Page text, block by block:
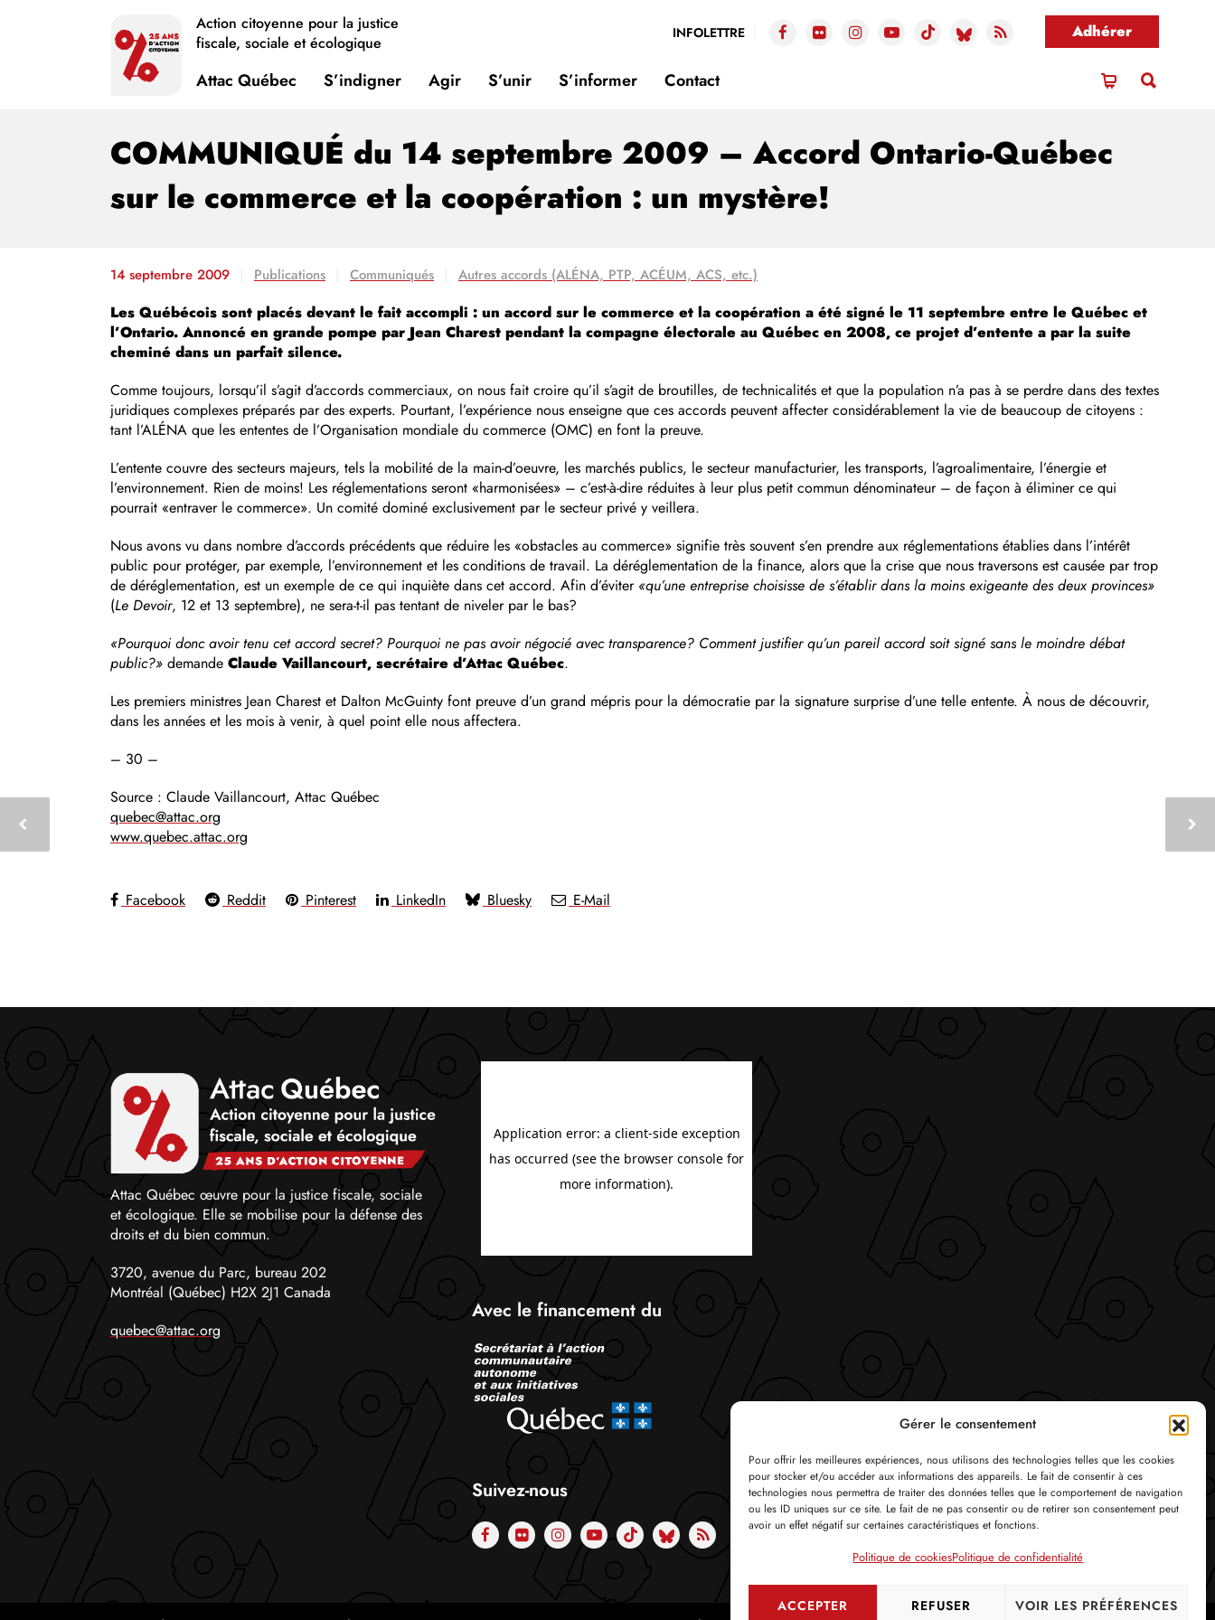
Gérer le consentement
Pour offrir les meilleures expériences, nous utilisons des technologies telles que les cookies
pour stocker et/ou accéder aux informations des appareils. Le fait de consentir à ces
technologies nous permettra de traiter des données telles que le comportement de navigation
ou les ID uniques sur ce site. Le fait de ne pas consentir ou de retirer son consentement peut
avoir un effet négatif sur certaines caractéristiques et fonctions.
ACCEPTER REFUSER VOIR LES PRÉFÉRENCES
Politique de cookiesPolitique de confidentialité
Action citoyenne pour la justice
fiscale, sociale et écologique
INFOLETTRE Adhérer
Attac Québec S’indigner Agir S’unir S’informer Contact
COMMUNIQUÉ du 14 septembre 2009 – Accord Ontario-Québec
sur le commerce et la coopération : un mystère!
14 septembre 2009 Publications Communiqués Autres accords (ALÉNA, PTP, ACÉUM, ACS, etc.)
Les Québécois sont placés devant le fait accompli : un accord sur le commerce et la coopération a été signé le 11 septembre entre le Québec et
l’Ontario. Annoncé en grande pompe par Jean Charest pendant la compagne électorale au Québec en 2008, ce projet d’entente a par la suite
cheminé dans un parfait silence.
Comme toujours, lorsqu’il s’agit d’accords commerciaux, on nous fait croire qu’il s’agit de broutilles, de technicalités et que la population n’a pas à se perdre dans des textes
juridiques complexes préparés par des experts. Pourtant, l’expérience nous enseigne que ces accords peuvent affecter considérablement la vie de beaucoup de citoyens :
tant l’ALÉNA que les ententes de l’Organisation mondiale du commerce (OMC) en font la preuve.
L’entente couvre des secteurs majeurs, tels la mobilité de la main-d’oeuvre, les marchés publics, le secteur manufacturier, les transports, l’agroalimentaire, l’énergie et
l’environnement. Rien de moins! Les réglementations seront «harmonisées» – c’est-à-dire réduites à leur plus petit commun dénominateur – de façon à éliminer ce qui
pourrait «entraver le commerce». Un comité dominé exclusivement par le secteur privé y veillera.
Nous avons vu dans nombre d’accords précédents que réduire les «obstacles au commerce» signifie très souvent s’en prendre aux réglementations établies dans l’intérêt
public pour protéger, par exemple, l’environnement et les conditions de travail. La déréglementation de la finance, alors que la crise que nous traversons est causée par trop
de déréglementation, est un exemple de ce qui inquiète dans cet accord. Afin d’éviter «qu’une entreprise choisisse de s’établir dans la moins exigeante des deux provinces»
(Le Devoir, 12 et 13 septembre), ne sera-t-il pas tentant de niveler par le bas?
«Pourquoi donc avoir tenu cet accord secret? Pourquoi ne pas avoir négocié avec transparence? Comment justifier qu’un pareil accord soit signé sans le moindre débat
public?» demande Claude Vaillancourt, secrétaire d’Attac Québec.
Les premiers ministres Jean Charest et Dalton McGuinty font preuve d’un grand mépris pour la démocratie par la signature surprise d’une telle entente. À nous de découvrir,
dans les années et les mois à venir, à quel point elle nous affectera.
– 30 –
Source : Claude Vaillancourt, Attac Québec
quebec@attac.org
www.quebec.attac.org
Facebook Reddit Pinterest LinkedIn Bluesky E-Mail
Attac Québec œuvre pour la justice fiscale, sociale
et écologique. Elle se mobilise pour la défense des
droits et du bien commun.
3720, avenue du Parc, bureau 202
Montréal (Québec) H2X 2J1 Canada
quebec@attac.org
Avec le financement du
Suivez-nous